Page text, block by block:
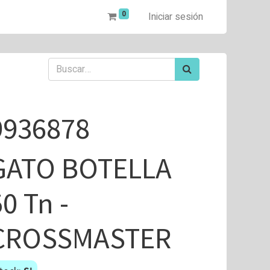
0 Iniciar sesión
BOTELLA
Tn -